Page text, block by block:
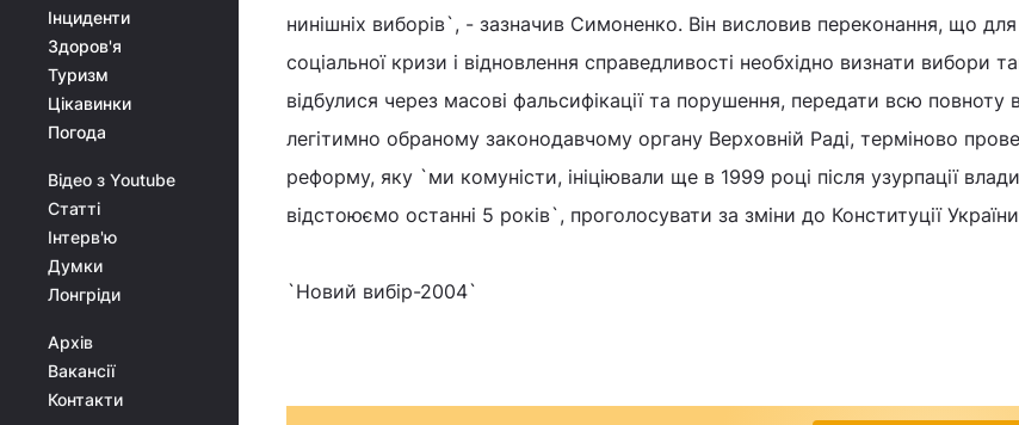
Інциденти
Здоров'я
Туризм
Цікавинки
Погода
Відео з Youtube
Статті
Інтерв'ю
Думки
Лонгріди
Архів
Вакансії
Контакти
нинішніх виборів`, - зазначив Симоненко. Він висловив переконання, що
соціальної кризи і відновлення справедливості необхідно визнати вибори
відбулися через масові фальсифікації та порушення, передати всю повноту
легітимно обраному законодавчому органу Верховній Раді, терміново
реформу, яку `ми комуністи, ініціювали ще в 1999 році після узурпації
відстоюємо останні 5 років`, проголосувати за зміни до Конституції
`Новий вибір-2004`